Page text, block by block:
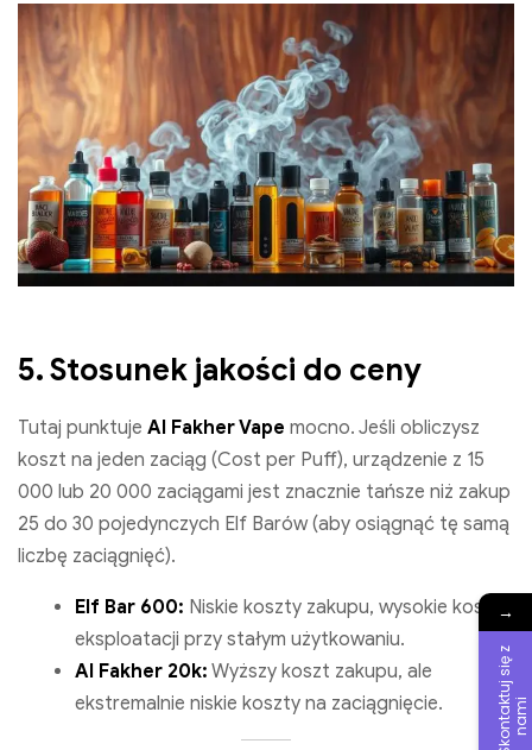
5. Stosunek jakości do ceny
Tutaj punktuje Al Fakher Vape mocno. Jeśli obliczysz
koszt na jeden zaciąg (Cost per Puff), urządzenie z 15
000 lub 20 000 zaciągami jest znacznie tańsze niż zakup
25 do 30 pojedynczych Elf Barów (aby osiągnąć tę samą
liczbę zaciągnięć).
Elf Bar 600: Niskie koszty zakupu, wysokie koszty
eksploatacji przy stałym użytkowaniu.
Al Fakher 20k: Wyższy koszt zakupu, ale
ekstremalnie niskie koszty na zaciągnięcie.
→
S
k
o
n
t
ak
t
u
j
s
i
ę
z
n
a
mi